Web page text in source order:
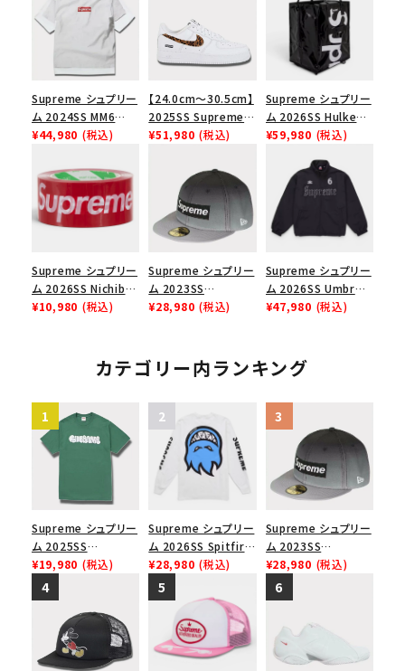
Supreme シュプリー
ム 2024SS MM6
Maison Margiela
メゾンマルジェラボッ
クスロゴTシャツ ホ
ワイト 白
¥44,980 (税込)
【24.0cm～30.5cm】
2025SS Supreme
GOODENOUGH
Low AF1 シュプリー
ムグッドイナフ ナイキ
エアフォース１スニー
カー シューズ ホワイ
¥51,980 (税込)
Supreme シュプリー
ム 2026SS Hulken
Rolling Tote
リングトートバッグ
ブラック
¥59,980 (税込)
Supreme シュプリー
ム 2026SS Nichiban
Packing Tape ニ
¥10,980 (税込)
Supreme シュプリー
ム 2023SS
Gradient Box
スロゴニューエラキャ
ップ 帽子 ブラック
¥28,980 (税込)
Supreme シュプリー
ム 2026SS Umbro
Rhinestone Track
ジャケット ブラック
¥47,980 (税込)
カテゴリー内ランキング
Supreme シュプリー
ム 2025SS
Homerun Tee ホー
ムランTシャツ ライト
パイン
¥19,980 (税込)
Supreme シュプリー
ム 2026SS Spitfire
L/S Tee スピットファ
イア ロングスリーブ
Tシャツ ホワイト
¥28,980 (税込)
Supreme シュプリー
ム 2023SS
Gradient Box
Logo New Era Cap
グラディエントボック
ップ 帽子 ブラック
¥28,980 (税込)